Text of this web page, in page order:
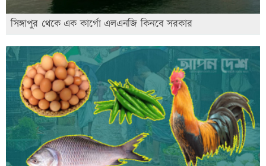
সিঙ্গাপুর থেকে এক কার্গো এলএনজি কিনবে সরকার